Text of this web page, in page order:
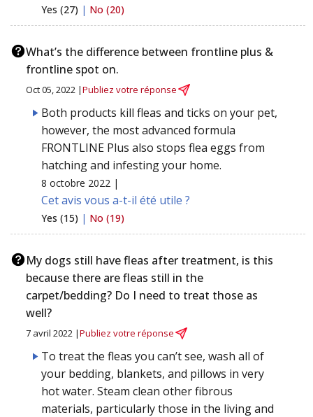
Yes (27) | No (20)
What’s the difference between frontline plus &
frontline spot on.
Oct 05, 2022 |Publiez votre réponse
Both products kill fleas and ticks on your pet,
however, the most advanced formula
FRONTLINE Plus also stops flea eggs from
hatching and infesting your home.
8 octobre 2022 |
Cet avis vous a-t-il été utile ?
Yes (15) | No (19)
My dogs still have fleas after treatment, is this
because there are fleas still in the
carpet/bedding? Do I need to treat those as
well?
7 avril 2022 |Publiez votre réponse
To treat the fleas you can’t see, wash all of
your bedding, blankets, and pillows in very
hot water. Steam clean other fibrous
materials, particularly those in the living and